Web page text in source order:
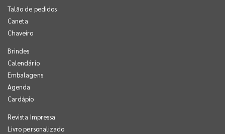
Talão de pedidos
Caneta
Chaveiro
Brindes
Calendário
Embalagens
Agenda
Cardápio
Revista Impressa
Livro personalizado